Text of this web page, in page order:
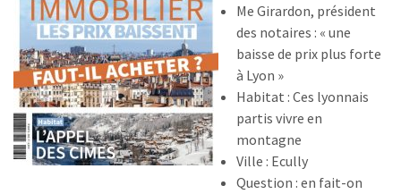
Me Girardon, président
des notaires : « une
baisse de prix plus forte
à Lyon »
Habitat : Ces lyonnais
partis vivre en
montagne
Ville : Ecully
Question : en fait-on